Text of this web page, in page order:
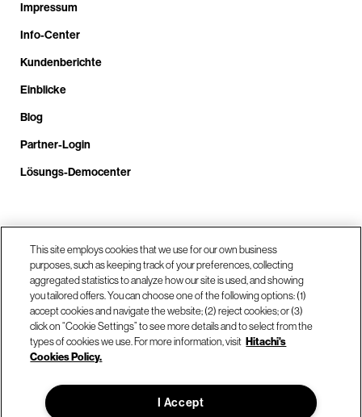
Impressum
Info-Center
Kundenberichte
Einblicke
Blog
Partner-Login
Lösungs-Democenter
Unsere Standorte
Kontaktieren Sie uns
© Hitachi Vantara LLC 2026. Alle Rechte vorbehalten.
This site employs cookies that we use for our own business
purposes, such as keeping track of your preferences, collecting
aggregated statistics to analyze how our site is used, and showing
you tailored offers. You can choose one of the following options: (1)
accept cookies and navigate the website; (2) reject cookies; or (3)
click on “Cookie Settings” to see more details and to select from the
types of cookies we use. For more information, visit Hitachi's
Cookies Policy.
I Accept